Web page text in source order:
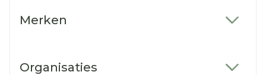
Merken
Organisaties